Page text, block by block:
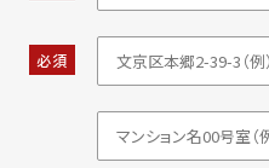
必須